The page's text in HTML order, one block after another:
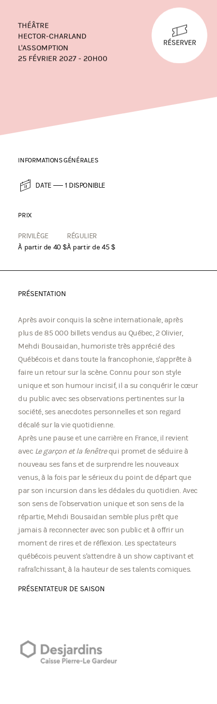
THÉÂTRE
HECTOR-CHARLAND
25 FÉVRIER 2027 - 20H00
L'ASSOMPTION
RÉSERVER
INFORMATIONS GÉNÉRALES
DATE 1 DISPONIBLE
PRIX
PRIVILÈGE
À partir de 40 $
RÉGULIER
À partir de 45 $
PRÉSENTATION
Après avoir conquis la scène internationale, après
plus de 85 000 billets vendus au Québec, 2 Olivier,
Mehdi Bousaidan, humoriste très apprécié des
Québécois et dans toute la francophonie, s'apprête à
faire un retour sur la scène. Connu pour son style
unique et son humour incisif, il a su conquérir le cœur
du public avec ses observations pertinentes sur la
société, ses anecdotes personnelles et son regard
décalé sur la vie quotidienne.
Après une pause et une carrière en France, il revient
avec Le garçon et la fenêtrequi promet de séduire à
nouveau ses fans et de surprendre les nouveaux
venus, à la fois par le sérieux du point de départ que
par son incursion dans les dédales du quotidien. Avec
son sens de l’observation unique et son sens de la
répartie, Mehdi Bousaidan semble plus prêt que
jamais à reconnecter avec son public et à offrir un
moment de rires et de réflexion. Les spectateurs
québécois peuvent s'attendre à un show captivant et
rafraîchissant, à la hauteur de ses talents comiques.
PRÉSENTATEUR DE SAISON